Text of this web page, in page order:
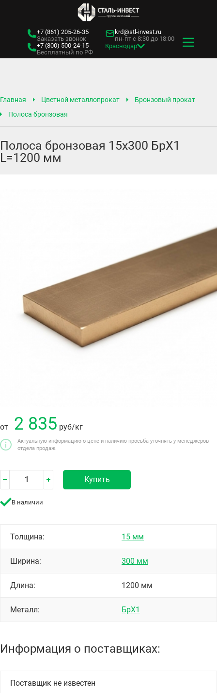
+7 (861) 205-26-35
Заказать звонок
+7 (800) 500-24-15
Бесплатный по РФ
krd@stl-invest.ru
пн-пт с 8:30 до 18:00
Краснодар
Главная Цветной металлопрокат
Бронзовый прокат
Полоса бронзовая
Полоса бронзовая 15х300 БрХ1
L=1200 мм
от 2 835 руб/кг
Актуальную информацию о цене и наличию просьба уточнять у менеджеров
отдела продаж.
Купить
В наличии
Толщина: 15 мм
Ширина: 300 мм
Длина: 1200 мм
Металл: БрХ1
Информация о поставщиках:
Поставщик не известен